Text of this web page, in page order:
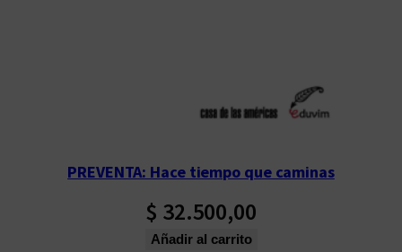
PREVENTA: Hace tiempo que caminas
$ 32.500,00
Añadir al carrito